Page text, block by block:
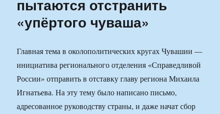
пытаются отстранить
«упёртого чуваша»
Главная тема в околополитических кругах Чувашии —
инициатива регионального отделения «Справедливой
России» отправить в отставку главу региона Михаила
Игнатьева. На эту тему было написано письмо,
адресованное руководству страны, и даже начат сбор